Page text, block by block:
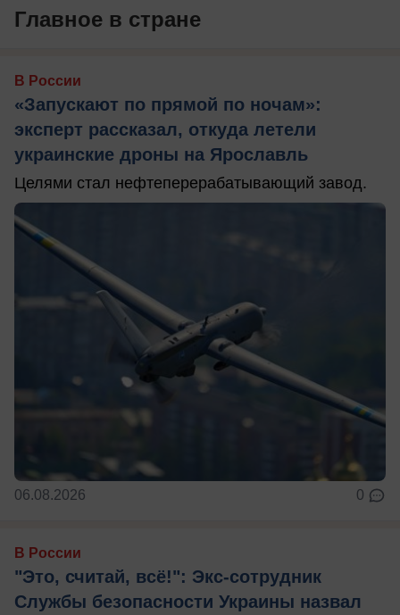
Главное в стране
В России
«Запускают по прямой по ночам»:
эксперт рассказал, откуда летели
украинские дроны на Ярославль
Целями стал нефтеперерабатывающий завод.
06.08.2026 0
В России
"Это, считай, всё!": Экс-сотрудник
Службы безопасности Украины назвал